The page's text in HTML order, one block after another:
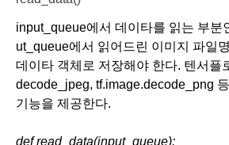
input_queue에서 데이타를 읽는 부분
ut_queue에서 읽어드린 이미지 파일
데이타 객체로 저장해야 한다. 텐서플
decode_jpeg, tf.image.decode_png
기능을 제공한다.
def read_data(input_queue):